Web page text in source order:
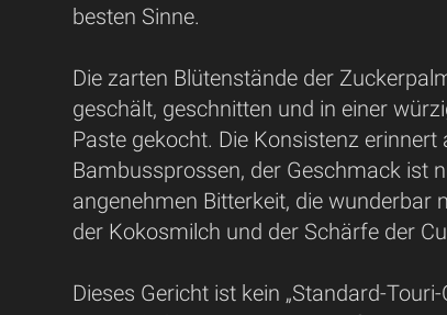
besten Sinne.
Die zarten Blütenstände der
geschält, geschnitten und in einer
Paste gekocht. Die Konsistenz erinnert
Bambussprossen, der Geschmack ist
angenehmen Bitterkeit, die wunderbar
der Kokosmilch und der Schärfe der
Dieses Gericht ist kein „Standard-